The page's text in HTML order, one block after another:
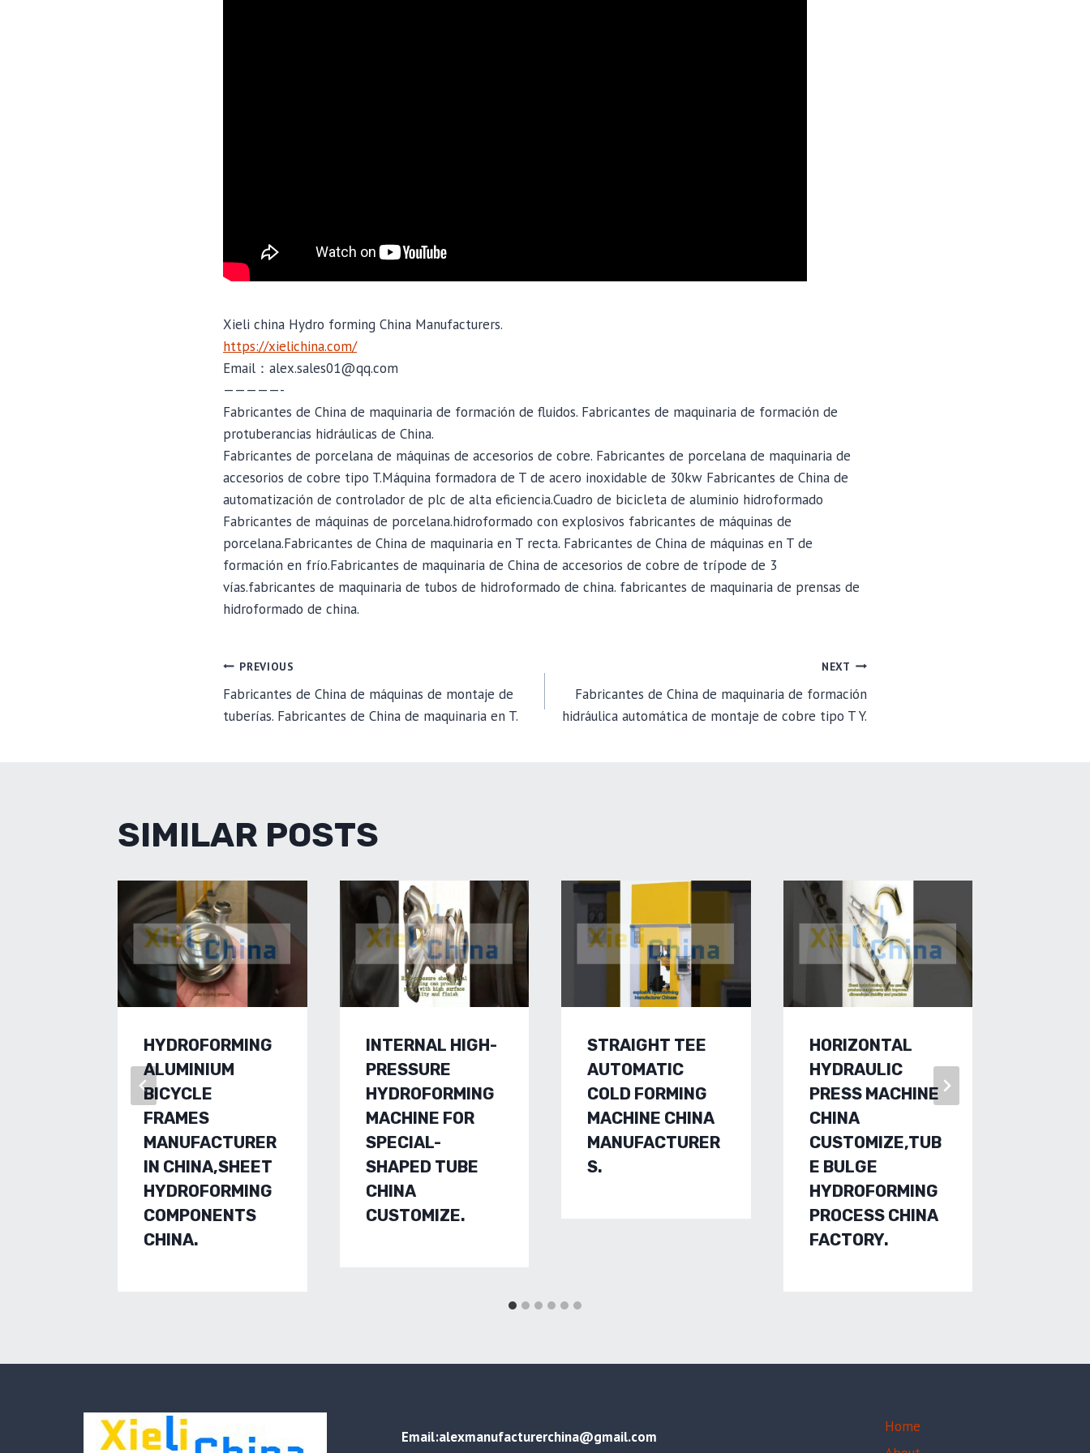
Xieli china Hydro forming China Manufacturers.
https://xielichina.com/
Email：alex.sales01@qq.com
—————-
Fabricantes de China de maquinaria de formación de fluidos. Fabricantes de maquinaria de formación de
protuberancias hidráulicas de China.
Fabricantes de porcelana de máquinas de accesorios de cobre. Fabricantes de porcelana de maquinaria de
accesorios de cobre tipo T.Máquina formadora de T de acero inoxidable de 30kw Fabricantes de China de
automatización de controlador de plc de alta eficiencia.Cuadro de bicicleta de aluminio hidroformado
Fabricantes de máquinas de porcelana.hidroformado con explosivos fabricantes de máquinas de
porcelana.Fabricantes de China de maquinaria en T recta. Fabricantes de China de máquinas en T de
formación en frío.Fabricantes de maquinaria de China de accesorios de cobre de trípode de 3
vías.fabricantes de maquinaria de tubos de hidroformado de china. fabricantes de maquinaria de prensas de
hidroformado de china.
POST
NAVIGATION
PREVIOUS
Fabricantes de China de máquinas de montaje de
tuberías. Fabricantes de China de maquinaria en T.
NEXT
Fabricantes de China de maquinaria de formación
hidráulica automática de montaje de cobre tipo T Y.
SIMILAR POSTS
HYDROFORMING
ALUMINIUM
BICYCLE
FRAMES
MANUFACTURER
IN CHINA,SHEET
HYDROFORMING
COMPONENTS
CHINA.
INTERNAL HIGH-
PRESSURE
HYDROFORMING
MACHINE FOR
SPECIAL-
SHAPED TUBE
CHINA
CUSTOMIZE.
STRAIGHT TEE
AUTOMATIC
COLD FORMING
MACHINE CHINA
MANUFACTURER
S.
HORIZONTAL
HYDRAULIC
PRESS MACHINE
CHINA
CUSTOMIZE,TUB
E BULGE
HYDROFORMING
PROCESS CHINA
FACTORY.
Email:alexmanufacturerchina@gmail.com
Home